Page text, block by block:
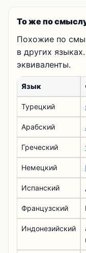
То же по
Похожие по
в других
эквиваленты.
Язык
Турецкий
Арабский
Греческий
Немецкий
Испанский
Французский
Индонезийский